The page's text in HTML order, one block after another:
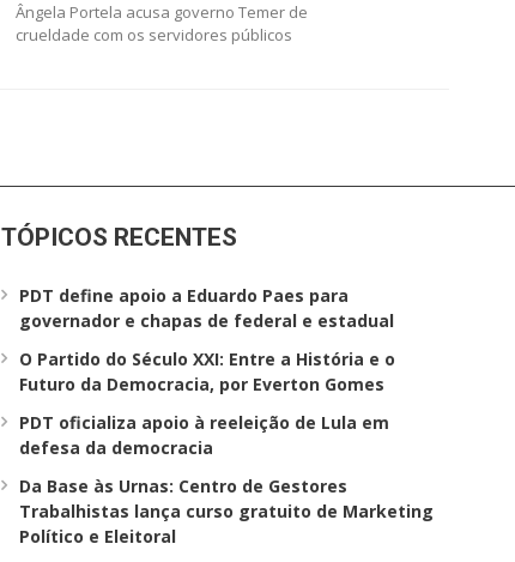
Ângela Portela acusa governo Temer de
crueldade com os servidores públicos
TÓPICOS RECENTES
PDT define apoio a Eduardo Paes para
governador e chapas de federal e estadual
O Partido do Século XXI: Entre a História e o
Futuro da Democracia, por Everton Gomes
PDT oficializa apoio à reeleição de Lula em
defesa da democracia
Da Base às Urnas: Centro de Gestores
Trabalhistas lança curso gratuito de Marketing
Político e Eleitoral